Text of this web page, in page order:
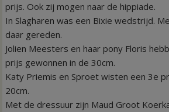
prijs. Ook zij mogen naar de hippiade.
In Slagharen was een Bixie wedstrijd.
daar gereden.
Jolien Meesters en haar pony Floris
prijs gewonnen in de 30cm.
Katy Priemis en Sproet wisten een 3e
20cm.
Met de dressuur zijn Maud Groot